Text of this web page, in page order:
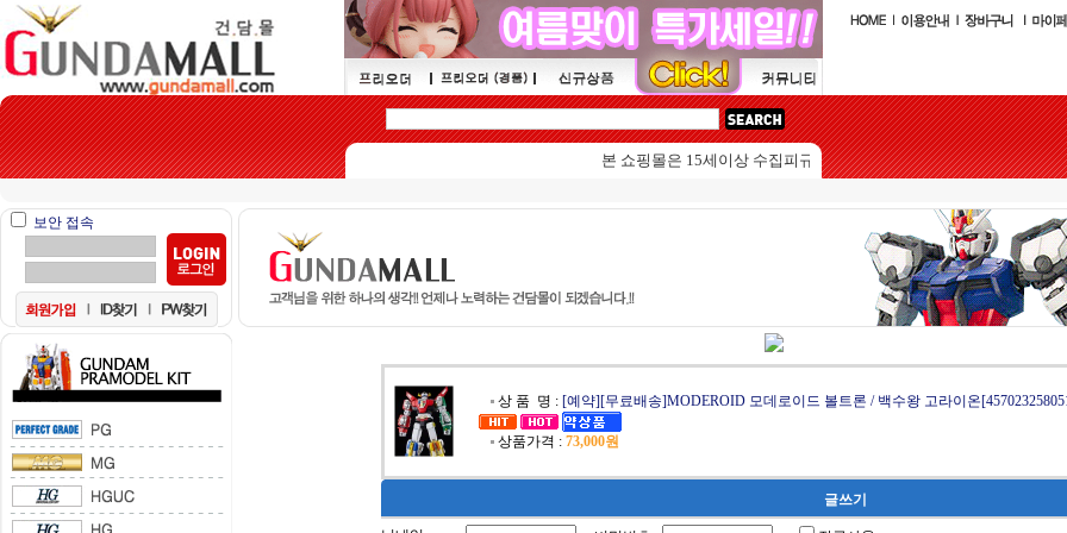
본 쇼핑몰은 15세이상 수집피규어를 판매하는 쇼핑몰입니다.
보안 접속
상 품 명 : [예약][무료배송]MODEROID 모데로이드 볼트론 / 백수왕 고라이온
상품가격 : 73,000원
글쓰기